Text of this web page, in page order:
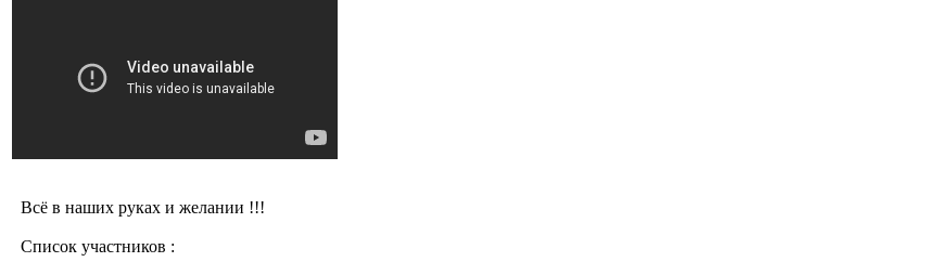
Всё в наших руках и желании !!!
Список участников :